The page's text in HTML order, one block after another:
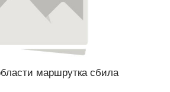
маршрутка сбила